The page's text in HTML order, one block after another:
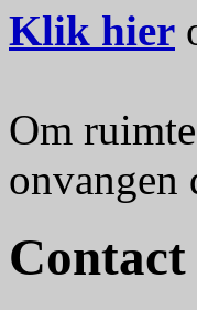
Klik hier
Om
onvangen
Contact